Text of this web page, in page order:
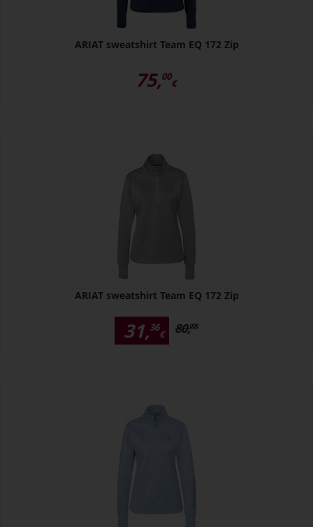
ARIAT sweatshirt Team EQ 172 Zip
75,00
€
ARIAT sweatshirt Team EQ 172 Zip
31,36
€ 80,00€